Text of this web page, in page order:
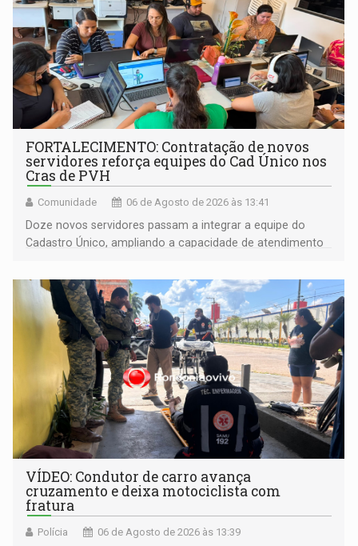
FORTALECIMENTO: Contratação de novos
servidores reforça equipes do Cad Único nos
Cras de PVH
Comunidade 06 de Agosto de 2026 às 13:41
Doze novos servidores passam a integrar a equipe do
Cadastro Único, ampliando a capacidade de atendimento
VÍDEO: Condutor de carro avança
cruzamento e deixa motociclista com
fratura
Polícia 06 de Agosto de 2026 às 13:39